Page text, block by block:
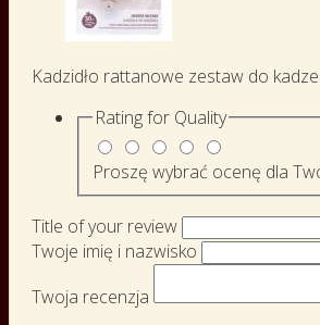
Kadzidło rattanowe zestaw do
Rating for Quality
Proszę wybrać ocenę dla
Title of your review
Twoje imię i nazwisko
Twoja recenzja